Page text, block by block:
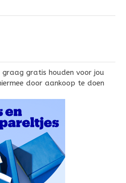
graag gratis houden voor jou
door aankoop te doen